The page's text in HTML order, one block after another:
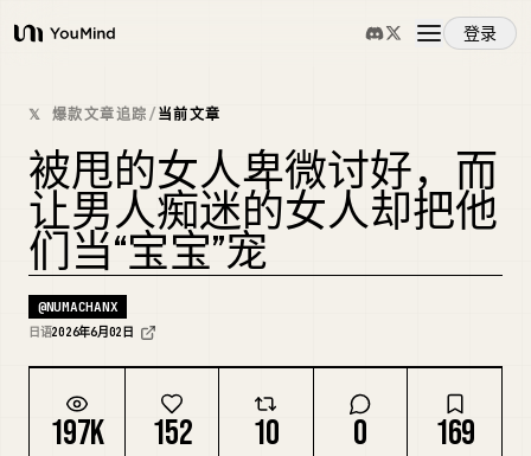
YouMind
登录
概览
使用案例
技能
提示词
𝕏 爆款文章追踪/当前文章
被甩的女人卑微讨好，而
让男人痴迷的女人却把他
们当“宝宝”宠
@NUMACHANX
日语2026年6月02日
197K 152 10 0 169